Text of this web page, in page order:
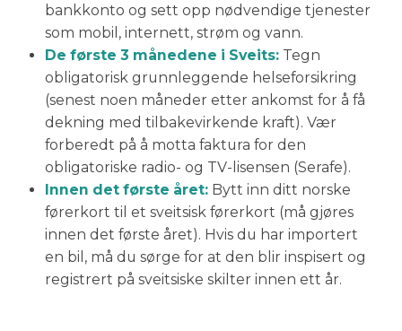
bankkonto og sett opp nødvendige tjenester
som mobil, internett, strøm og vann.
De første 3 månedene i Sveits: Tegn
obligatorisk grunnleggende helseforsikring
(senest noen måneder etter ankomst for å få
dekning med tilbakevirkende kraft). Vær
forberedt på å motta faktura for den
obligatoriske radio- og TV-lisensen (Serafe).
Innen det første året: Bytt inn ditt norske
førerkort til et sveitsisk førerkort (må gjøres
innen det første året). Hvis du har importert
en bil, må du sørge for at den blir inspisert og
registrert på sveitsiske skilter innen ett år.